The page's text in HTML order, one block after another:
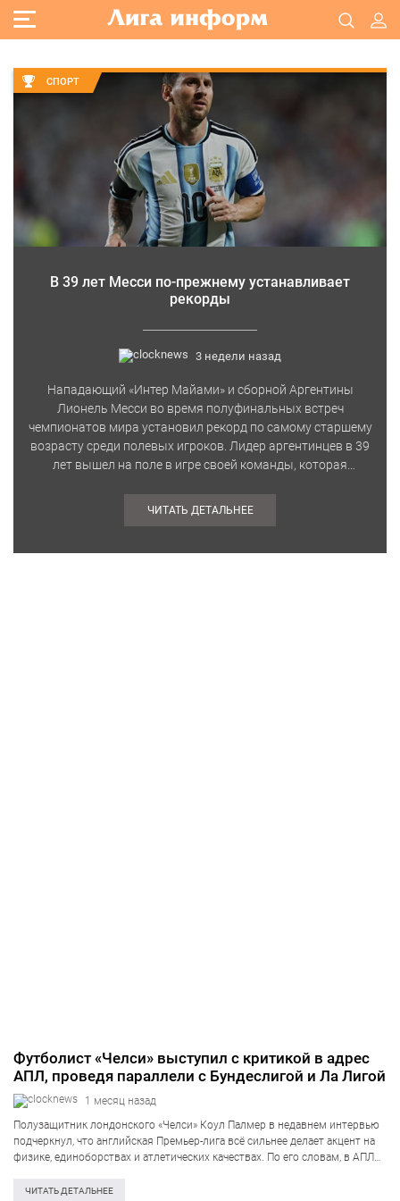
СПОРТ
В 39 лет Месси по-прежнему устанавливает
рекорды
3 недели назад
Нападающий «Интер Майами» и сборной Аргентины
Лионель Месси во время полуфинальных встреч
чемпионатов мира установил рекорд по самому старшему
возрасту среди полевых игроков. Лидер аргентинцев в 39
лет вышел на поле в игре своей команды, которая
ЧИТАТЬ ДЕТАЛЬНЕЕ
Футболист «Челси» выступил с критикой в адрес
АПЛ, проведя параллели с Бундеслигой и Ла Лигой
1 месяц назад
Полузащитник лондонского «Челси» Коул Палмер в недавнем интервью
подчеркнул, что английская Премьер-лига всё сильнее делает акцент на
физике, единоборствах и атлетических качествах. По его словам, в АПЛ
находится…
ЧИТАТЬ ДЕТАЛЬНЕЕ